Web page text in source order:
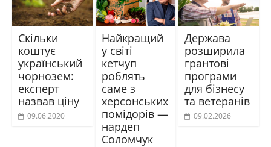
Скільки
коштує
український
чорнозем:
експерт
назвав ціну
09.06.2020
Найкращий
у світі
кетчуп
роблять
саме з
херсонських
помідорів —
нардеп
Соломчук
Держава
розширила
грантові
програми
для бізнесу
та ветеранів
09.02.2026